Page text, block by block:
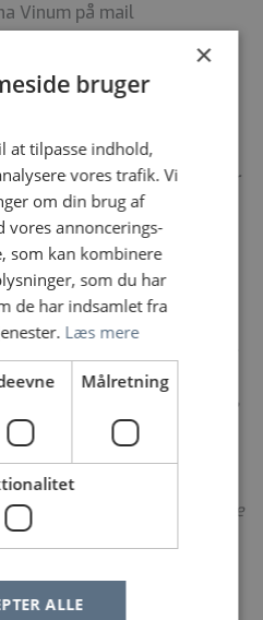
Vinum på mail
Sjællands
Nykøbing F. Sygehus
største akutsygehuse driver
Roskilde og Nykøbing
sygehuse, og vi
med specialiserede
sundhedsydelser inden
søger vi at
sundhedsfaglige
Vi stræber efter at sikre lige
øget fokus på uddannelse,
vi ud fra tankesættet
etablere tværfaglige
behandling tættere
Nykøbing
×
bruger
at tilpasse indhold,
vores trafik. Vi
om din brug af
vores annoncerings-
som kan kombinere
som du har
de har indsamlet fra
Læs mere
Målretning
ALLE